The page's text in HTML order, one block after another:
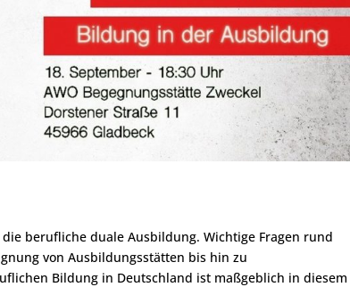
berufliche duale Ausbildung. Wichtige Fragen rund
von Ausbildungsstätten bis hin zu
Bildung in Deutschland ist maßgeblich in diesem